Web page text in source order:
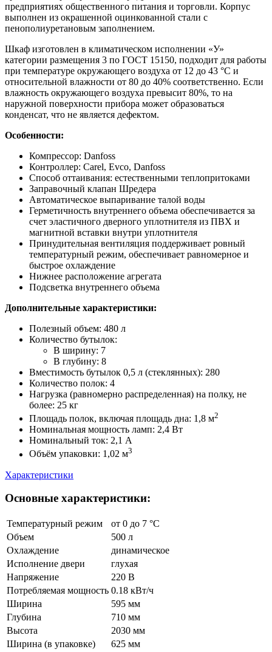
предприятиях общественного питания и торговли. Корпус
выполнен из окрашенной оцинкованной стали с
пенополиуретановым заполнением.
Шкаф изготовлен в климатическом исполнении «У»
категории размещения 3 по ГОСТ 15150, подходит для работы
при температуре окружающего воздуха от 12 до 43 °С и
относительной влажности от 80 до 40% соответственно. Если
влажность окружающего воздуха превысит 80%, то на
наружной поверхности прибора может образоваться
конденсат, что не является дефектом.
Особенности:
Компрессор: Danfoss
Контроллер: Carel, Evco, Danfoss
Способ оттаивания: естественными теплопритоками
Заправочный клапан Шредера
Автоматическое выпаривание талой воды
Герметичность внутреннего объема обеспечивается за
счет эластичного дверного уплотнителя из ПВХ и
магнитной вставки внутри уплотнителя
Принудительная вентиляция поддерживает ровный
температурный режим, обеспечивает равномерное и
быстрое охлаждение
Нижнее расположение агрегата
Подсветка внутреннего объема
Дополнительные характеристики:
Полезный объем: 480 л
Количество бутылок:
В ширину: 7
В глубину: 8
Вместимость бутылок 0,5 л (стеклянных): 280
Количество полок: 4
Нагрузка (равномерно распределенная) на полку, не
более: 25 кг
Площадь полок, включая площадь дна: 1,8 м2
Номинальная мощность ламп: 2,4 Вт
Номинальный ток: 2,1 A
Объём упаковки: 1,02 м3
Характеристики
Основные характеристики:
Температурный режим
от 0 до 7 °C
Объем
500 л
Охлаждение
динамическое
Исполнение двери
глухая
Напряжение
220 В
Потребляемая мощность 0.18 кВт/ч
Ширина
595 мм
Глубина
710 мм
Высота
2030 мм
Ширина (в упаковке)
625 мм